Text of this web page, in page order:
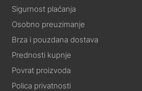
Sigurnost plaćanja
Osobno preuzimanje
Brza i pouzdana dostava
Prednosti kupnje
Povrat proizvoda
Polica privatnosti